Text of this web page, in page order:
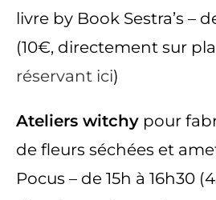
livre by Book Sestra’s –
(10€, directement sur
réservant ici)
Ateliers witchy pour
de fleurs séchées et
Pocus – de 15h à 16h30